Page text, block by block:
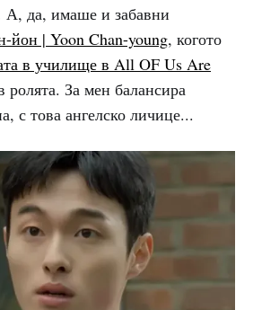
да, имаше и забавни
| Yoon Chan-young, когото
в училище в All OF Us Are
ролята. За мен балансира
с това ангелско личице...